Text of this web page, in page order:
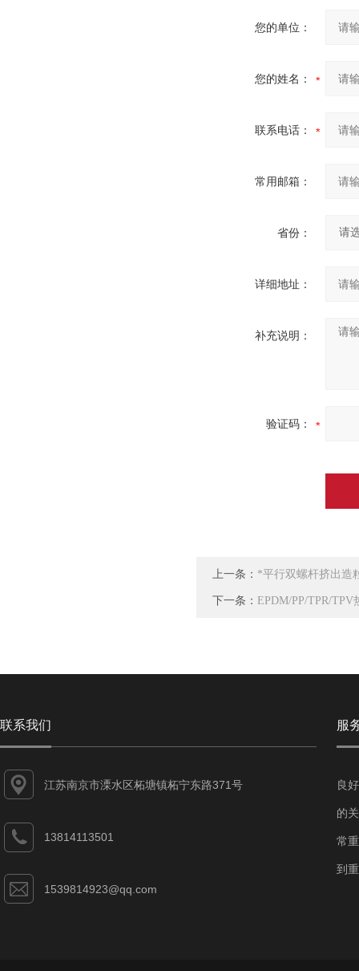
您的单位：
您的姓名：
联系电话：
常用邮箱：
省份：
详细地址：
补充说明：
验证码：
上一条： *平行双螺杆挤出造
下一条： EPDM/PP/TPR/
联系我们
江苏南京市溧水区柘塘镇柘宁东路371号
13814113501
1539814923@qq.com
服
良
的
常
到